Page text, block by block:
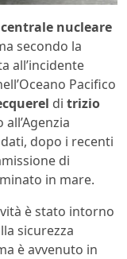
centrale nucleare
secondo la
all’incidente
Pacifico
di trizio
dopo i recenti
di
in mare.
è stato intorno
sicurezza
è avvenuto in